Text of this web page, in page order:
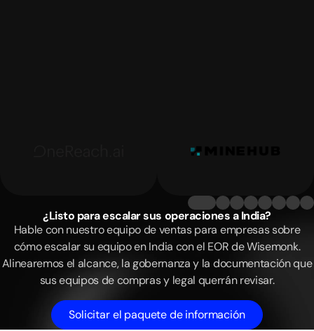
¿Listo para escalar sus operaciones a India?
Hable con nuestro equipo de ventas para empresas sobre
cómo escalar su equipo en India con el EOR de Wisemonk.
Alinearemos el alcance, la gobernanza y la documentación que
sus equipos de compras y legal querrán revisar.
Solicitar el paquete de información